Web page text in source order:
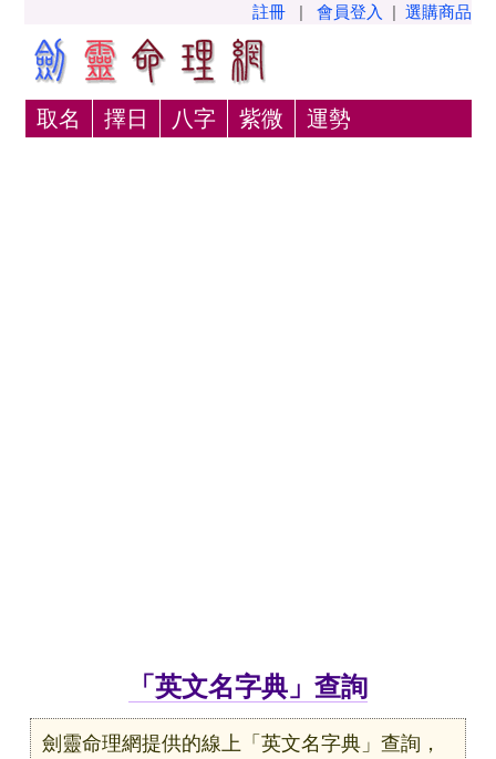
註冊 | 會員登入 | 選購商品
取名 擇日 八字 紫微 運勢
「英文名字典」查詢
劍靈命理網提供的線上「英文名字典」查詢，